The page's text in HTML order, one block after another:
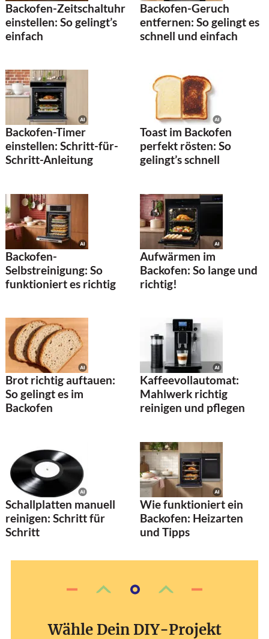
Backofen-Zeitschaltuhr
einstellen: So gelingt’s
einfach
Backofen-Geruch
entfernen: So gelingt es
schnell und einfach
Backofen-Timer
einstellen: Schritt-für-
Schritt-Anleitung
Toast im Backofen
perfekt rösten: So
gelingt’s schnell
Backofen-
Selbstreinigung: So
funktioniert es richtig
Aufwärmen im
Backofen: So lange und
richtig!
Brot richtig auftauen:
So gelingt es im
Backofen
Kaffeevollautomat:
Mahlwerk richtig
reinigen und pflegen
Schallplatten manuell
reinigen: Schritt für
Schritt
Wie funktioniert ein
Backofen: Heizarten
und Tipps
Wähle Dein DIY-Projekt